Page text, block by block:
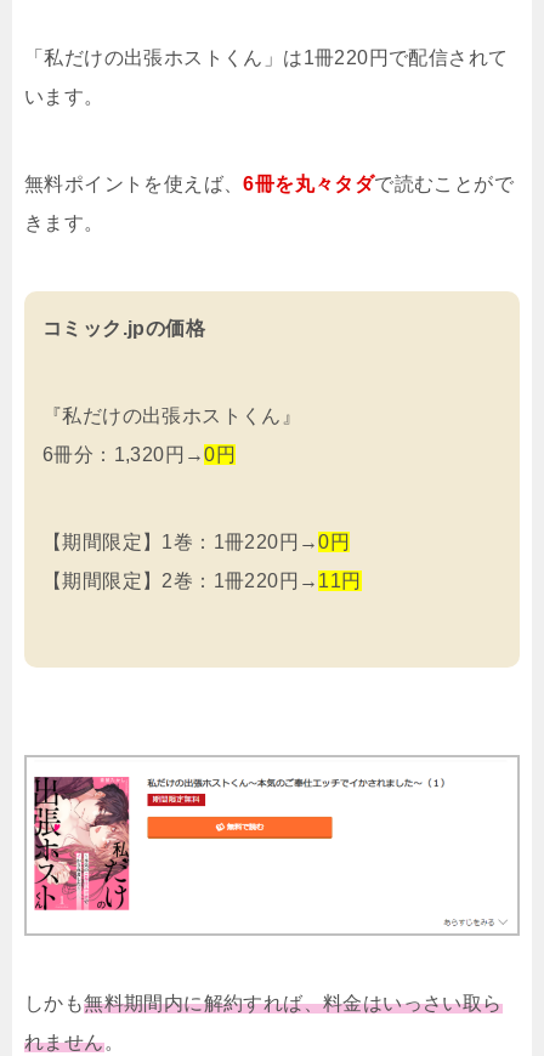
「私だけの出張ホストくん」は1冊220円で配信されて
います。
無料ポイントを使えば、6冊を丸々タダで読むことがで
きます。
コミック.jpの価格
『私だけの出張ホストくん』
6冊分：1,320円→0円
【期間限定】1巻：1冊220円→0円
【期間限定】2巻：1冊220円→ 11円
しかも無料期間内に解約すれば、料金はいっさい取ら
れません。